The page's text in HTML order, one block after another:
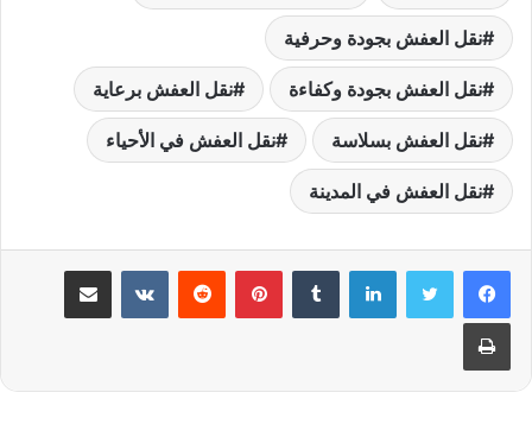
نقل العفش بجودة وحرفية
نقل العفش بجودة وكفاءة نقل العفش برعاية
نقل العفش بسلاسة نقل العفش في الأحياء
نقل العفش في المدينة
لينكدإن بينتيريست مشاركة عبر البريد
طباعة